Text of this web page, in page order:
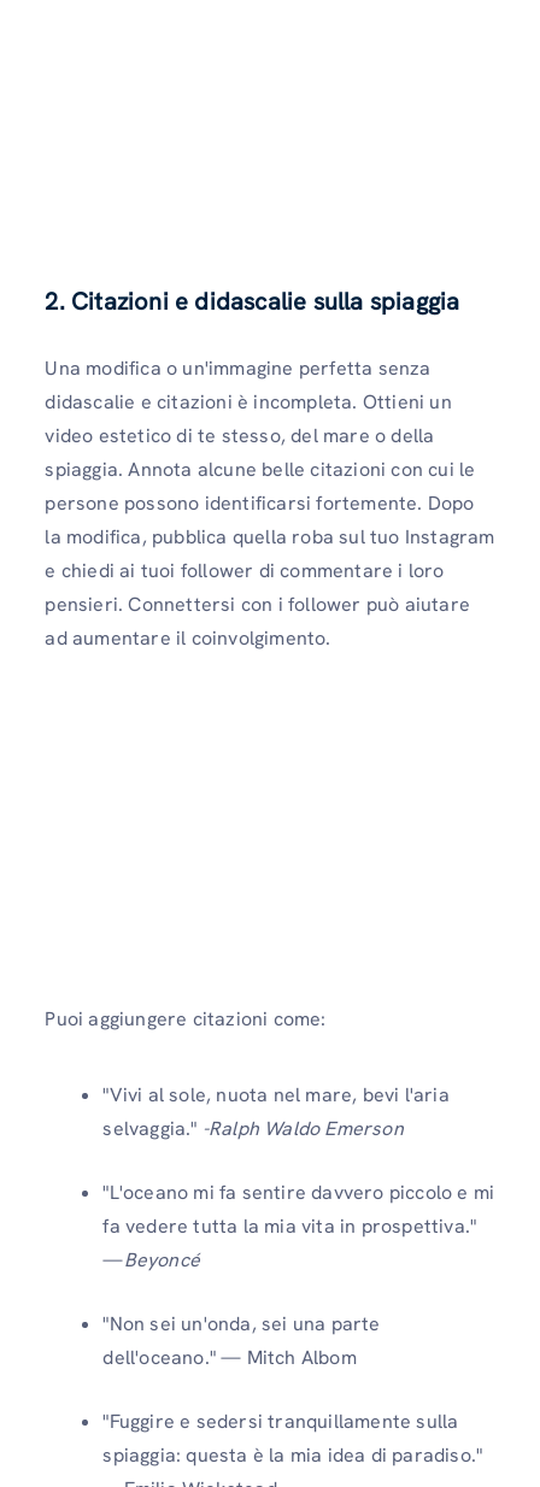
2. Citazioni e didascalie sulla spiaggia
Una modifica o un'immagine perfetta senza
didascalie e citazioni è incompleta. Ottieni un
video estetico di te stesso, del mare o della
spiaggia. Annota alcune belle citazioni con cui le
persone possono identificarsi fortemente. Dopo
la modifica, pubblica quella roba sul tuo Instagram
e chiedi ai tuoi follower di commentare i loro
pensieri. Connettersi con i follower può aiutare
ad aumentare il coinvolgimento.
Puoi aggiungere citazioni come:
"Vivi al sole, nuota nel mare, bevi l'aria
selvaggia." -Ralph Waldo Emerson
"L'oceano mi fa sentire davvero piccolo e mi
fa vedere tutta la mia vita in prospettiva."
—Beyoncé
"Non sei un'onda, sei una parte
dell'oceano." — Mitch Albom
"Fuggire e sedersi tranquillamente sulla
spiaggia: questa è la mia idea di paradiso."